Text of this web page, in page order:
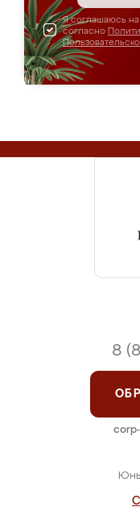
Я соглашаюсь
согласно
8